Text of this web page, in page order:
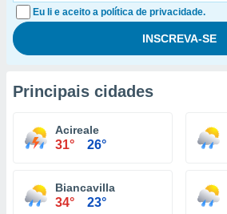
Eu li e aceito a política de privacidade.
Principais cidades
Acireale
31° 26°
Biancavilla
34° 23°